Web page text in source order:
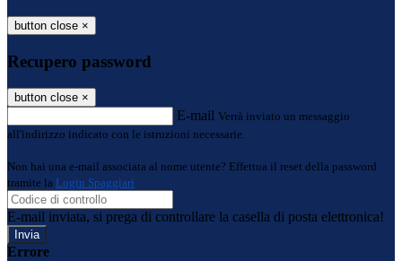
button close ×
Recupero password
button close ×
E-mail Verrà inviato un messaggio
all'indirizzo indicato con le istruzioni necessarie.
Non hai una e-mail associata al nome utente? Effettua il reset della password
tramite la Login Spaggiari
E-mail inviata, si prega di controllare la casella di posta elettronica!
Errore